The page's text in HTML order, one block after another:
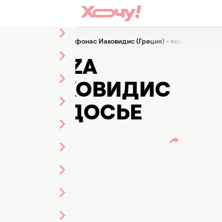
Koza Mostra и Агафонас Иаковидис (Греция) - песня, фото,
KOZA
ИАКОВИДИС
ДОСЬЕ